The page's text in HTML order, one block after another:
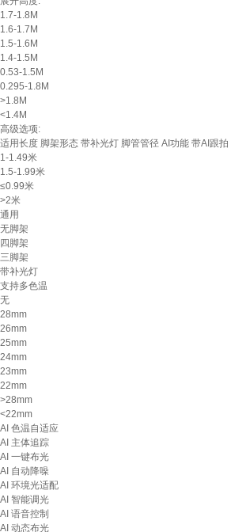
1.7-1.8M
1.6-1.7M
1.5-1.6M
1.4-1.5M
0.53-1.5M
0.295-1.8M
>1.8M
<1.4M
高级选项:
适用长度 脚架形态 带补光灯 脚管管径 AI功能 带AI跟拍
1-1.49米
1.5-1.99米
≤0.99米
>2米
通用
无脚架
四脚架
三脚架
带补光灯
支持多色温
无
28mm
26mm
25mm
24mm
23mm
22mm
>28mm
<22mm
AI 色温自适应
AI 主体追踪
AI 一键布光
AI 自动降噪
AI 环境光适配
AI 智能调光
AI 语音控制
AI 动态布光